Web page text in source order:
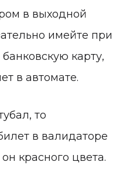
в выходной
имейте при
карту,
в автомате.
то
в валидаторе
красного цвета.